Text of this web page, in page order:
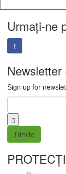
Urmați-ne
Newsletter
Sign up for